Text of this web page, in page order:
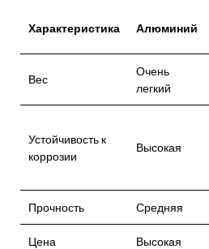
Характеристика Алюминий
Вес
Очень
легкий
Устойчивость к
коррозии
Высокая
Прочность Средняя
Цена Высокая